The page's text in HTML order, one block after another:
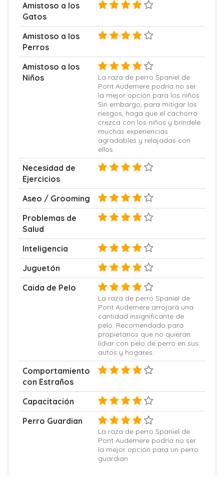
Amistoso a los
Gatos
Amistoso a los
Perros
Amistoso a los
Niños
La raza de perro Spaniel de
Pont Audemere podría no ser
la mejor opción para los niños.
Sin embargo, para mitigar los
riesgos, haga que el cachorro
crezca con los niños y bríndele
muchas experiencias
agradables y relajadas con
ellos.
Necesidad de
Ejercicios
Aseo / Grooming
Problemas de
Salud
Inteligencia
Juguetón
Caida de Pelo
La raza de perro Spaniel de
Pont Audemere arrojará una
cantidad insignificante de
pelo. Recomendado para
propietarios que no quieran
lidiar con pelo de perro en sus
autos y hogares.
Comportamiento
con Estraños
Capacitación
Perro Guardian
La raza de perro Spaniel de
Pont Audemere podría no ser
la mejor opción para un perro
guardian.